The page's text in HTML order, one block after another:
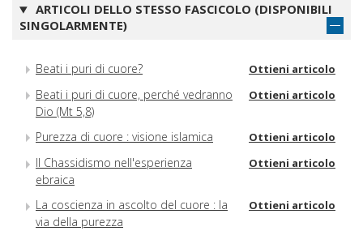
ARTICOLI DELLO STESSO FASCICOLO (DISPONIBILI
SINGOLARMENTE)
Beati i puri di cuore? Ottieni articolo
Beati i puri di cuore, perché vedranno
Dio (Mt 5,8)
Ottieni articolo
Purezza di cuore : visione islamica Ottieni articolo
Il Chassidismo nell'esperienza
ebraica
Ottieni articolo
La coscienza in ascolto del cuore : la
via della purezza
Ottieni articolo